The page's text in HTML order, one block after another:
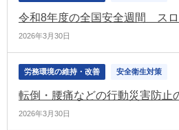
2026年3月30日
労務環境の維持・改善 安全衛生対策
2026年3月30日